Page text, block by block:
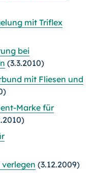
mit Triflex
bei
(3.3.2010)
mit Fliesen und
Marke für
(3.12.2009)